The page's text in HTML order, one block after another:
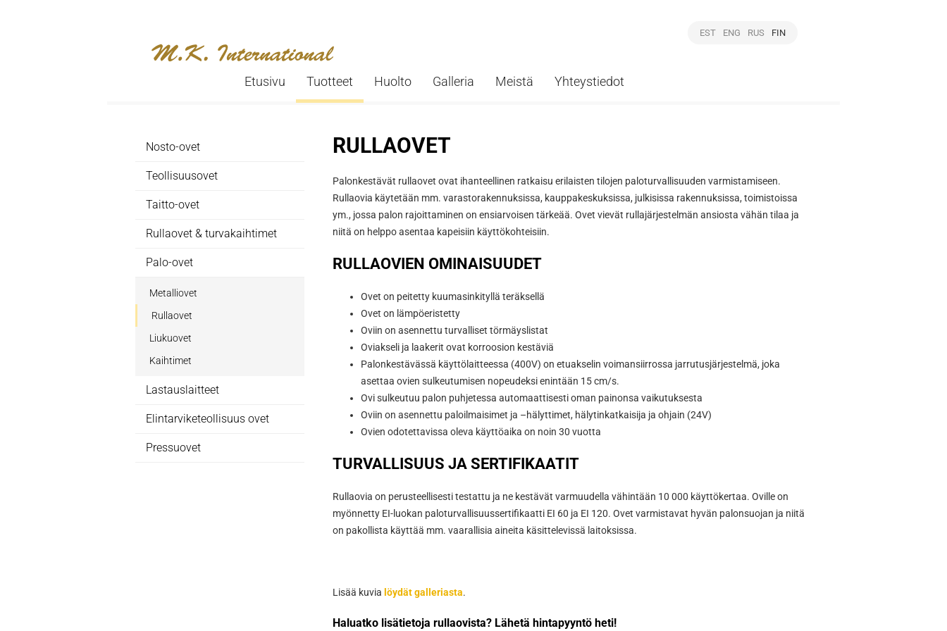
EST ENG RUS FIN
Etusivu Tuotteet Huolto Galleria Meistä Yhteystiedot
Nosto-ovet
Teollisuusovet
Taitto-ovet
Rullaovet & turvakaihtimet
Palo-ovet
Metalliovet
Rullaovet
Liukuovet
Kaihtimet
Lastauslaitteet
Elintarviketeollisuus ovet
Pressuovet
RULLAOVET
Palonkestävät rullaovet ovat ihanteellinen ratkaisu erilaisten tilojen paloturvallisuuden varmistamiseen.
Rullaovia käytetään mm. varastorakennuksissa, kauppakeskuksissa, julkisissa rakennuksissa, toimistoissa
ym., jossa palon rajoittaminen on ensiarvoisen tärkeää. Ovet vievät rullajärjestelmän ansiosta vähän tilaa ja
niitä on helppo asentaa kapeisiin käyttökohteisiin.
RULLAOVIEN OMINAISUUDET
Ovet on peitetty kuumasinkityllä teräksellä
Ovet on lämpöeristetty
Oviin on asennettu turvalliset törmäyslistat
Oviakseli ja laakerit ovat korroosion kestäviä
Palonkestävässä käyttölaitteessa (400V) on etuakselin voimansiirrossa jarrutusjärjestelmä, joka
asettaa ovien sulkeutumisen nopeudeksi enintään 15 cm/s.
Ovi sulkeutuu palon puhjetessa automaattisesti oman painonsa vaikutuksesta
Oviin on asennettu paloilmaisimet ja –hälyttimet, hälytinkatkaisija ja ohjain (24V)
Ovien odotettavissa oleva käyttöaika on noin 30 vuotta
TURVALLISUUS JA SERTIFIKAATIT
Rullaovia on perusteellisesti testattu ja ne kestävät varmuudella vähintään 10 000 käyttökertaa. Oville on
myönnetty EI-luokan paloturvallisuussertifikaatti EI 60 ja EI 120. Ovet varmistavat hyvän palonsuojan ja niitä
on pakollista käyttää mm. vaarallisia aineita käsittelevissä laitoksissa.
Lisää kuvia löydät galleriasta.
Haluatko lisätietoja rullaovista? Lähetä hintapyyntö heti!